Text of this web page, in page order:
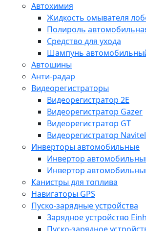
Автохимия
Жидкость омывателя
Полироль
Средство для ухода
Шампунь
Автошины
Анти-радар
Видеорегистраторы
Видеорегистратор 2E
Видеорегистратор Gazer
Видеорегистратор GT
Видеорегистратор Navitel
Инверторы автомобильные
Инвертор
Инвертор
Канистры для топлива
Навигаторы GPS
Пуско-зарядные устройства
Зарядное устройство